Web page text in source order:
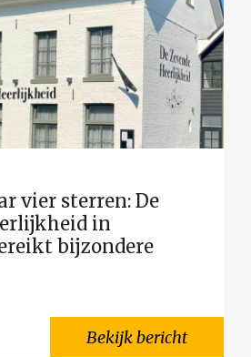
vier sterren: De
in
bijzondere
Bekijk bericht